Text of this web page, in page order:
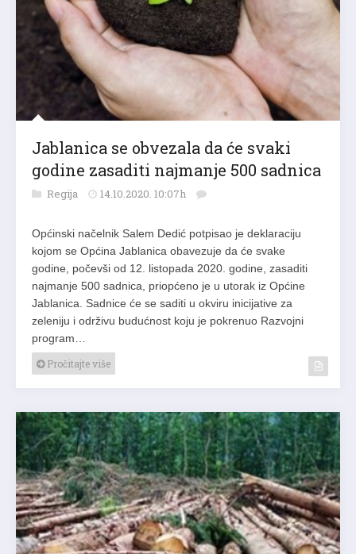
Jablanica se obvezala da će svaki
godine zasaditi najmanje 500 sadnica
Regija 14.10.2020. 10:07h
Općinski načelnik Salem Dedić potpisao je deklaraciju
kojom se Općina Jablanica obavezuje da će svake
godine, počevši od 12. listopada 2020. godine, zasaditi
najmanje 500 sadnica, priopćeno je u utorak iz Općine
Jablanica. Sadnice će se saditi u okviru inicijative za
zeleniju i održivu budućnost koju je pokrenuo Razvojni
program…
Pročitajte više